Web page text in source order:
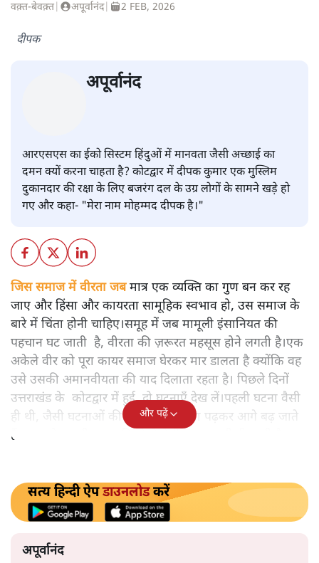
वक़्त-बेवक़्त अपूर्वानंद| 2 FEB, 2026
दीपक
अपूर्वानंद
आरएसएस का ईको सिस्टम हिंदुओं में मानवता जैसी अच्छाई का
दमन क्यों करना चाहता है? कोटद्वार में दीपक कुमार एक मुस्लिम
दुकानदार की रक्षा के लिए बजरंग दल के उग्र लोगों के सामने खड़े हो
गए और कहा- "मेरा नाम मोहम्मद दीपक है।"
बारे में चिंता होनी चाहिए।समूह में जब मामूली इंसानियत की
पहचान घट जाती है, वीरता की ज़रूरत महसूस होने लगती है।एक
उसे उसकी अमानवीयता की याद दिलाता रहता है। पिछले दिनों